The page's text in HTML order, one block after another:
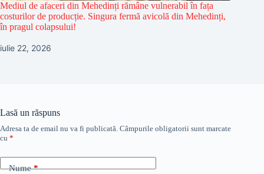
Mediul de afaceri din Mehedinți rămâne vulnerabil în fața
costurilor de producție. Singura fermă avicolă din Mehedinți,
în pragul colapsului!
iulie 22, 2026
Lasă un răspuns
Adresa ta de email nu va fi publicată. Câmpurile obligatorii sunt marcate
cu *
Nume*